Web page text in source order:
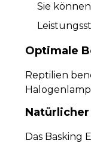
Sie
Optimale
Reptilien
Das Basking